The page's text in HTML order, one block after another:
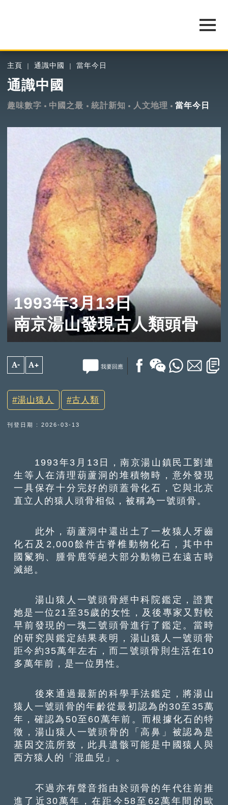
主頁 通識中國 當年今日
通識中國
趣味數字 中國之最 統計新知 人文地理 當年今日
1993年3月13日
南京湯山發現古人類頭骨
A- A+ 我要回應
湯山猿人 古人類
刊登日期 : 2026-03-13
1993年3月13日，南京湯山鎮民工劉連
生等人在清理葫蘆洞的堆積物時，意外發現
一具保存十分完好的頭蓋骨化石，它與北京
直立人的猿人頭骨相似，被稱為一號頭骨。
此外，葫蘆洞中還出土了一枚猿人牙齒
化石及2,000餘件古脊椎動物化石，其中中
國鬣狗、腫骨鹿等絕大部分動物已在遠古時
滅絕。
湯山猿人一號頭骨經中科院鑑定，證實
她是一位21至35歲的女性，及後專家又對較
早前發現的一塊二號頭骨進行了鑑定。當時
的研究與鑑定結果表明，湯山猿人一號頭骨
距今約35萬年左右，而二號頭骨則生活在10
多萬年前，是一位男性。
後來通過最新的科學手法鑑定，將湯山
猿人一號頭骨的年齡從最初認為的30至35萬
年，確認為50至60萬年前。而根據化石的特
徵，湯山猿人一號頭骨的「高鼻」被認為是
基因交流所致，此具遺骸可能是中國猿人與
西方猿人的「混血兒」。
不過亦有聲音指由於頭骨的年代往前推
進了近30萬年，在距今58至62萬年間的歐